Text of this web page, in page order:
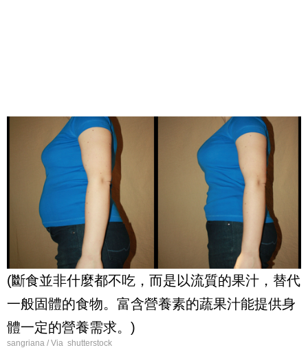
(斷食並非什麼都不吃，而是以流質的果汁，替代
一般固體的食物。富含營養素的蔬果汁能提供身
體一定的營養需求。)
sangriana / Via shutterstock